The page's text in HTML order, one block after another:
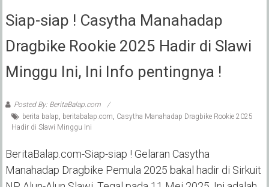
Siap-siap ! Casytha Manahadap
Dragbike Rookie 2025 Hadir di Slawi
Minggu Ini, Ini Info pentingnya !
Posted By: BeritaBalap.com
berita balap, beritabalap.com, Casytha Manahadap Dragbike Rookie 2025
Hadir di Slawi Minggu Ini
BeritaBalap.com-Siap-siap ! Gelaran Casytha
Manahadap Dragbike Pemula 2025 bakal hadir di Sirkuit